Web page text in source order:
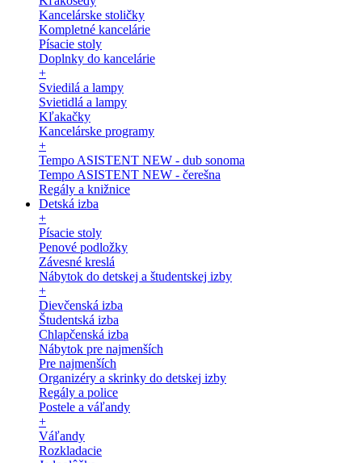
Kancelárske stoličky
Kompletné kancelárie
Písacie stoly
Doplnky do kancelárie
+
Sviedilá a lampy
Svietidlá a lampy
Kľakačky
Kancelárske programy
+
Tempo ASISTENT NEW - dub sonoma
Tempo ASISTENT NEW - čerešna
Regály a knižnice
Detská izba
+
Písacie stoly
Penové podložky
Závesné kreslá
Nábytok do detskej a študentskej izby
+
Dievčenská izba
Študentská izba
Chlapčenská izba
Nábytok pre najmenších
Pre najmenších
Organizéry a skrinky do detskej izby
Regály a police
Postele a váľandy
+
Váľandy
Rozkladacie